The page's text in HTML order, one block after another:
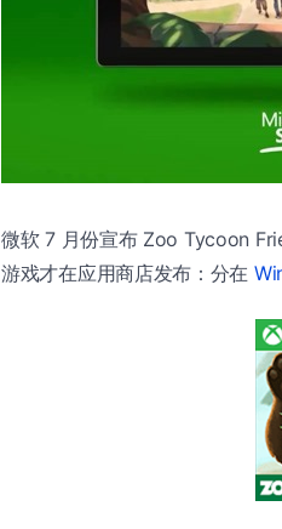
微软 7 月份宣布 Zoo Tycoon
游戏才在应用商店发布：分在